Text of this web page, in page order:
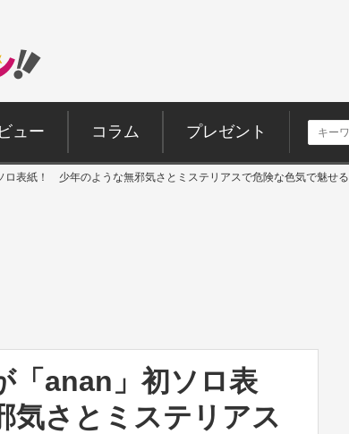
ュー コラム プレゼント
ロ表紙！ 少年のような無邪気さとミステリアスで危険な色気で魅せる
「anan」初ソロ表
さとミステリアス